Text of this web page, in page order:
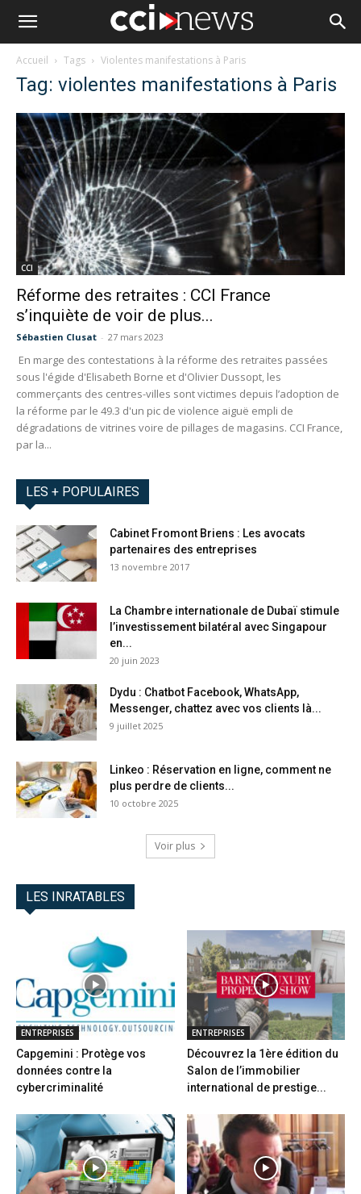
Accueil Tags Violentes manifestations à Paris
Tag: violentes manifestations à Paris
CCI
Réforme des retraites : CCI France
s’inquiète de voir de plus...
Sébastien Clusat - 27 mars 2023
En marge des contestations à la réforme des retraites passées
sous l'égide d'Elisabeth Borne et d'Olivier Dussopt, les
commerçants des centres-villes sont victimes depuis l’adoption de
la réforme par le 49.3 d'un pic de violence aiguë empli de
dégradations de vitrines voire de pillages de magasins. CCI France,
par la...
LES + POPULAIRES
Cabinet Fromont Briens : Les avocats
partenaires des entreprises
13 novembre 2017
La Chambre internationale de Dubaï stimule
l’investissement bilatéral avec Singapour
en...
20 juin 2023
Dydu : Chatbot Facebook, WhatsApp,
Messenger, chattez avec vos clients là...
9 juillet 2025
Linkeo : Réservation en ligne, comment ne
plus perdre de clients...
10 octobre 2025
Voir plus
LES INRATABLES
ENTREPRISES
Capgemini : Protège vos
données contre la
cybercriminalité
ENTREPRISES
Découvrez la 1ère édition du
Salon de l’immobilier
international de prestige...